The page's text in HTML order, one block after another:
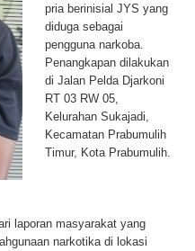
pria berinisial JYS yang
diduga sebagai
pengguna narkoba.
Penangkapan dilakukan
di Jalan Pelda Djarkoni
RT 03 RW 05,
Kelurahan Sukajadi,
Kecamatan Prabumulih
Timur, Kota Prabumulih.
laporan masyarakat yang
narkotika di lokasi